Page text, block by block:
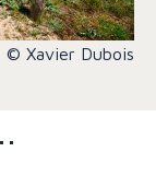
© Xavier Dubois